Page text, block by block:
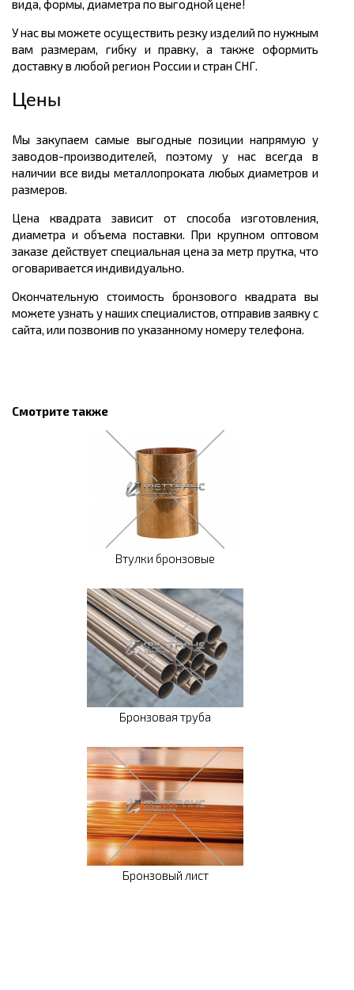
вида, формы, диаметра по выгодной цене!
У нас вы можете осуществить резку изделий по нужным
вам размерам, гибку и правку, а также оформить
доставку в любой регион России и стран СНГ.
Цены
Мы закупаем самые выгодные позиции напрямую у
заводов-производителей, поэтому у нас всегда в
наличии все виды металлопроката любых диаметров и
размеров.
Цена квадрата зависит от способа изготовления,
диаметра и объема поставки. При крупном оптовом
заказе действует специальная цена за метр прутка, что
оговаривается индивидуально.
Окончательную стоимость бронзового квадрата вы
можете узнать у наших специалистов, отправив заявку с
сайта, или позвонив по указанному номеру телефона.
Смотрите также
Втулки бронзовые
Бронзовая труба
Бронзовый лист